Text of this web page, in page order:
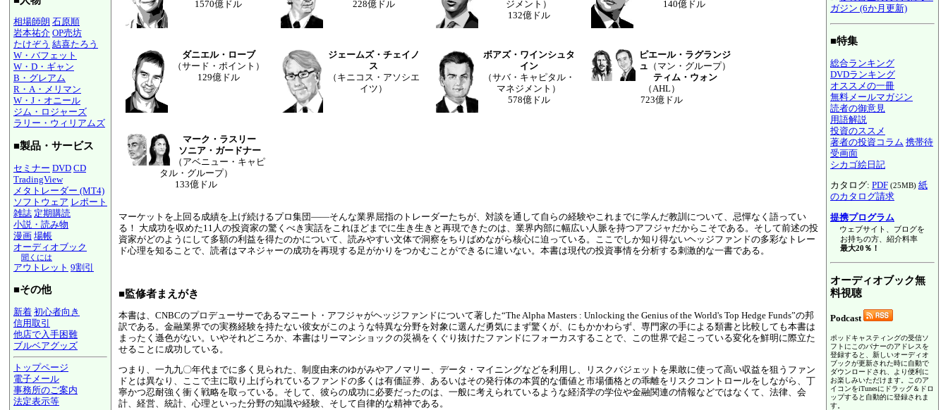
相場師朗 石原順
岩本祐介 OP売坊
たけぞう 結喜たろう
W・バフェット
W・D・ギャン
B・グレアム
R・A・メリマン
W・J・オニール
ジム・ロジャーズ
ラリー・ウィリアムズ
■製品・サービス
セミナー DVD CD
TradingView
メタトレーダー (MT4)
ソフトウェア レポート
雑誌 定期購読
小説・読み物
漫画 場帳
オーディオブック
聞くには
アウトレット 9割引
■その他
新着 初心者向き
信用取引
他店で入手困難
ブルベアグッズ
トップページ
電子メール
事務所のご案内
法定表示等
1570億ドル
228億ドル
ジメント）
132億ドル
140億ドル
ダニエル・ローブ
（サード・ポイント）
129億ドル
ジェームズ・チェイノ
ス
（キニコス・アソシエ
イツ）
ボアズ・ワインシュタ
イン
（サバ・キャピタル・
マネジメント）
578億ドル
ピエール・ラグランジ
ュ
（マン・グループ）
ティム・ウォン
（AHL）
723億ドル
マーク・ラスリー
ソニア・ガードナー
（アベニュー・キャピ
タル・グループ）
133億ドル
マーケットを上回る成績を上げ続けるプロ集団――そんな業界屈指のトレーダーたちが、対談を通して自らの経験やこれまでに学んだ教訓について、忌憚なく語ってい
る！ 大成功を収めた11人の投資家の驚くべき実話をこれほどまでに生き生きと再現できたのは、業界内部に幅広い人脈を持つアフジャだからこそである。そして前述の投
資家がどのようにして多額の利益を得たのかについて、読みやすい文体で洞察をちりばめながら核心に迫っている。ここでしか知り得ないヘッジファンドの多彩なトレー
ド心理を知ることで、読者はマネジャーの成功を再現する足がかりをつかむことができるに違いない。本書は現代の投資事情を分析する刺激的な一書である。
■監修者まえがき
本書は、CNBCのプロデューサーであるマニート・アフジャがヘッジファンドについて著した“The Alpha Masters : Unlocking the Genius of the World's Top Hedge Funds”の邦
訳である。金融業界での実務経験を持たない彼女がこのような特異な分野を対象に選んだ勇気にまず驚くが、にもかかわらず、専門家の手による類書と比較しても本書は
まったく遜色がない。いやそれどころか、本書はリーマンショックの災禍をくぐり抜けたファンドにフォーカスすることで、この世界で起こっている変化を鮮明に際立た
せることに成功している。
つまり、一九九〇年代までに多く見られた、制度由来のゆがみやアノマリー、データ・マイニングなどを利用し、リスクバジェットを果敢に使って高い収益を狙うファン
ドとは異なり、ここで主に取り上げられているファンドの多くは有価証券、あるいはその発行体の本質的な価値と市場価格との乖離をリスクコントロールをしながら、丁
寧かつ忍耐強く衝く戦略を取っている。そして、彼らの成功に必要だったのは、一般に考えられているような経済学の学位や金融関連の情報などではなくて、法律、会
計、経営、統計、心理といった分野の知識や経験、そして自律的な精神である。
ガジン (6か月更新)
■特集
総合ランキング
DVDランキング
オススメの一冊
無料メールマガジン
読者の御意見
用語解説
投資のススメ
著者の投資コラム 携帯待
受画面
シカゴ絵日記
カタログ: PDF (25MB) 紙
のカタログ請求
提携プログラム
ウェブサイト、ブログを
お持ちの方、紹介料率
最大20％！
オーディオブック無
料視聴
Podcast
ポッドキャスティングの受信ソ
フトにこのバナーのアドレスを
登録すると、新しいオーディオ
ブックが更新された時に自動で
ダウンロードされ、より便利に
お楽しみいただけます。このア
イコンをiTunesにドラッグ＆ドロ
ップすると自動的に登録されま
す。